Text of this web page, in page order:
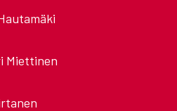
Miettinen